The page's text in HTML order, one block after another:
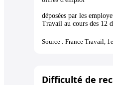
déposées par les
Travail au cours des 12
Source : France Travail,
Difficulté de